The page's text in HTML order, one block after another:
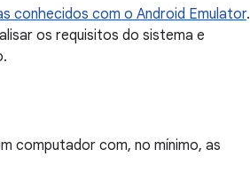
conhecidos com o Android Emulator.
os requisitos do sistema e
computador com, no mínimo, as